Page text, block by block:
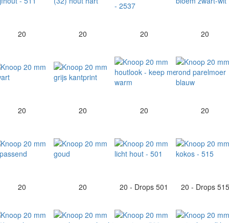
20 20 20 20
20 20 20 20
20 20 20 - Drops 501 20 - Drops